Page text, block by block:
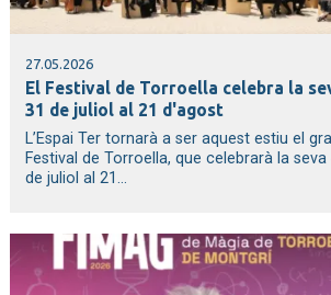
27.05.2026
El Festival de Torroella celebra la
31 de juliol al 21 d'agost
L’Espai Ter tornarà a ser aquest estiu el
Festival de Torroella, que celebrarà la
de juliol al 21...